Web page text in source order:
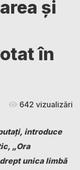
și
în
642 vizualizări
introduce
„Ora
unica limbă